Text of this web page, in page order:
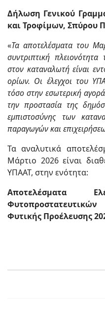
Δήλωση Γενικού
και Τροφίμων, Σπύρου
«Τα αποτελέσματα του
συντριπτική
στον καταναλωτή είναι
ορίων. Οι έλεγχοι του
τόσο στην εσωτερική
την προστασία της
εμπιστοσύνης των
παραγωγών και
Τα αναλυτικά
Μάρτιο 2026 είναι
ΥΠΑΑΤ, στην ενότητα:
Αποτελέσματα
Φυτικής Προέλευσης